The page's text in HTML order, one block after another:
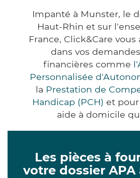
Impanté à Munster, le
Haut-Rhin et sur
France, Click&Care
dans vos
financières comme
Personnalisée
la Prestation de
Handicap (PCH) et
aide à domicile
Les pièces à
votre dossier APA